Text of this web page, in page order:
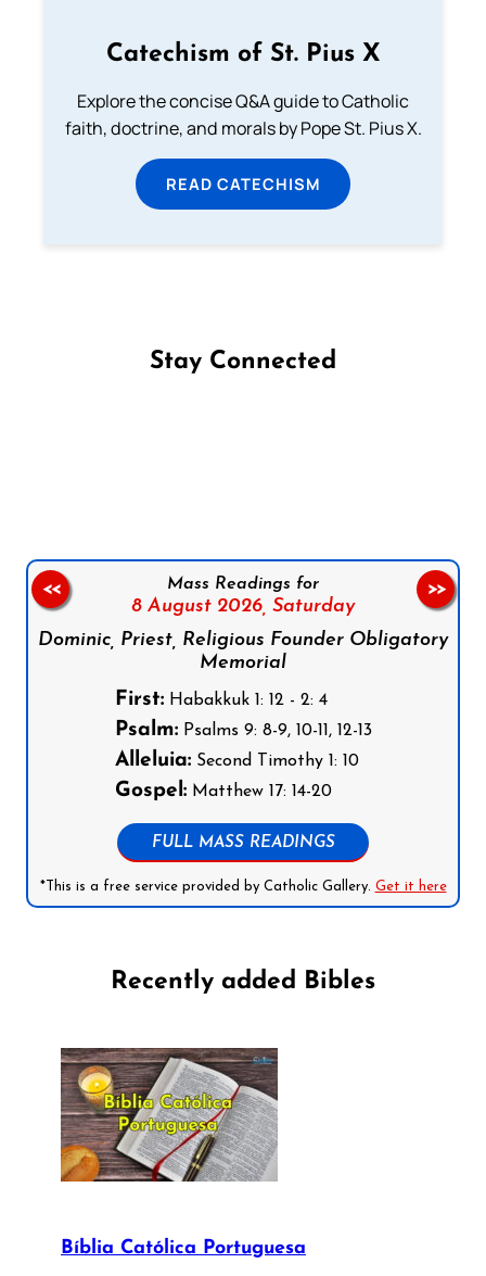
Catechism of St. Pius X
Explore the concise Q&A guide to Catholic
faith, doctrine, and morals by Pope St. Pius X.
READ CATECHISM
Stay Connected
Mass Readings for
8 August 2026, Saturday
Dominic, Priest, Religious Founder Obligatory
Memorial
First:Habakkuk 1: 12 - 2: 4
Psalm:Psalms 9: 8-9, 10-11, 12-13
Alleluia:Second Timothy 1: 10
Gospel:Matthew 17: 14-20
FULL MASS READINGS
*This is a free service provided by Catholic Gallery. Get it here
<< >>
Recently added Bibles
Bíblia Católica Portuguesa